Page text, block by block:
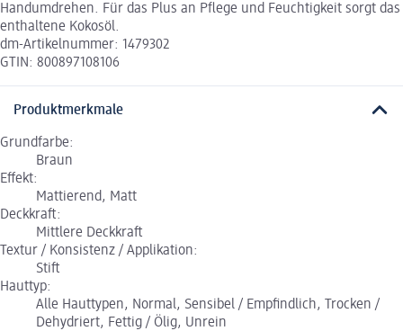
Handumdrehen. Für das Plus an Pflege und Feuchtigkeit sorgt das
enthaltene Kokosöl.
dm-Artikelnummer: 1479302
GTIN: 800897108106
Produktmerkmale
Grundfarbe:
Braun
Effekt:
Mattierend, Matt
Deckkraft:
Mittlere Deckkraft
Textur / Konsistenz / Applikation:
Stift
Hauttyp:
Alle Hauttypen, Normal, Sensibel / Empfindlich, Trocken /
Dehydriert, Fettig / Ölig, Unrein